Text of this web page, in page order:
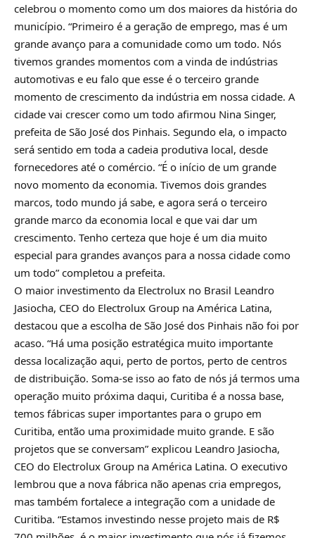
celebrou o momento como um dos maiores da história do
município. “Primeiro é a geração de emprego, mas é um
grande avanço para a comunidade como um todo. Nós
tivemos grandes momentos com a vinda de indústrias
automotivas e eu falo que esse é o terceiro grande
momento de crescimento da indústria em nossa cidade. A
cidade vai crescer como um todo afirmou Nina Singer,
prefeita de São José dos Pinhais. Segundo ela, o impacto
será sentido em toda a cadeia produtiva local, desde
fornecedores até o comércio. “É o início de um grande
novo momento da economia. Tivemos dois grandes
marcos, todo mundo já sabe, e agora será o terceiro
grande marco da economia local e que vai dar um
crescimento. Tenho certeza que hoje é um dia muito
especial para grandes avanços para a nossa cidade como
um todo” completou a prefeita.
O maior investimento da Electrolux no Brasil Leandro
Jasiocha, CEO do Electrolux Group na América Latina,
destacou que a escolha de São José dos Pinhais não foi por
acaso. “Há uma posição estratégica muito importante
dessa localização aqui, perto de portos, perto de centros
de distribuição. Soma-se isso ao fato de nós já termos uma
operação muito próxima daqui, Curitiba é a nossa base,
temos fábricas super importantes para o grupo em
Curitiba, então uma proximidade muito grande. E são
projetos que se conversam” explicou Leandro Jasiocha,
CEO do Electrolux Group na América Latina. O executivo
lembrou que a nova fábrica não apenas cria empregos,
mas também fortalece a integração com a unidade de
Curitiba. “Estamos investindo nesse projeto mais de R$